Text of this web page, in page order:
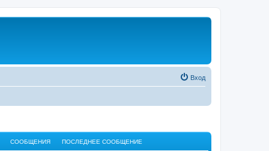
Вход
СООБЩЕНИЯ ПОСЛЕДНЕЕ СООБЩЕНИЕ